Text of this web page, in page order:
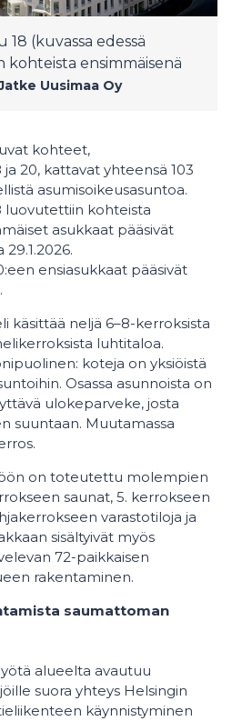
18 (kuvassa edessä
ensimmäisenä
Uusimaa Oy
kohteet,
20, kattavat yhteensä 103
asumisoikeusasuntoa.
luovutettiin kohteista
asukkaat pääsivät
ensiasukkaat pääsivät
käsittää neljä 6–8-kerroksista
luhtitaloa.
koteja on yksiöistä
Osassa asunnoista on
ulokeparveke, josta
suuntaan. Muutamassa
on toteutettu molempien
saunat, 5. kerrokseen
varastotiloja ja
sisältyivät myös
72-paikkaisen
rakentaminen.
saumattoman
alueelta avautuu
suora yhteys Helsingin
käynnistyminen